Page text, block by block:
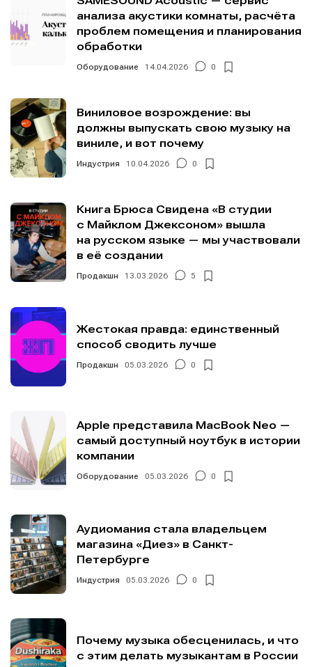
анализа акустики комнаты, расчёта
проблем помещения и планирования
обработки
Оборудование 14.04.2026 0
Виниловое возрождение: вы
должны выпускать свою музыку на
виниле, и вот почему
Индустрия 10.04.2026 0
Книга Брюса Свидена «В студии
с Майклом Джексоном» вышла
на русском языке — мы участвовали
в её создании
Продакшн 13.03.2026 5
Жестокая правда: единственный
способ сводить лучше
Продакшн 05.03.2026 0
Apple представила MacBook Neo —
самый доступный ноутбук в истории
компании
Оборудование 05.03.2026 0
Аудиомания стала владельцем
магазина «Диез» в Санкт-
Петербурге
Индустрия 05.03.2026 0
Почему музыка обесценилась, и что
с этим делать музыкантам в России